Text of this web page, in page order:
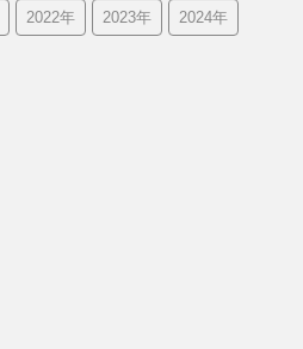
2022年 2023年 2024年